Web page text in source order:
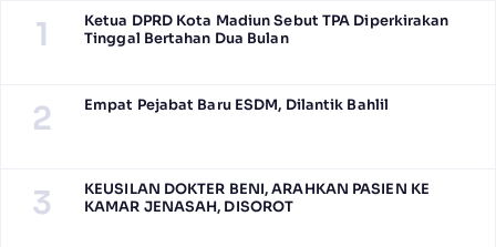
1
Ketua DPRD Kota Madiun Sebut TPA Diperkirakan
Tinggal Bertahan Dua Bulan
2 Empat Pejabat Baru ESDM, Dilantik Bahlil
3
KEUSILAN DOKTER BENI, ARAHKAN PASIEN KE
KAMAR JENASAH, DISOROT